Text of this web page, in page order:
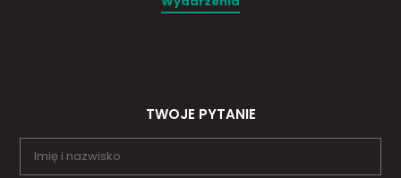
TWOJE PYTANIE